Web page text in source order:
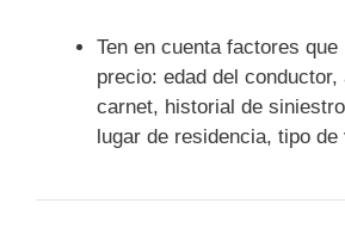
Ten en cuenta factores que
precio: edad del conductor,
carnet, historial de
lugar de residencia, tipo